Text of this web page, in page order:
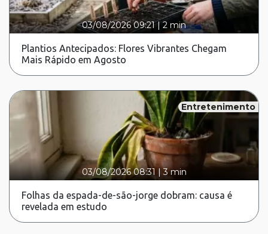
03/08/2026 09:21|2 min
Plantios Antecipados: Flores Vibrantes Chegam
Mais Rápido em Agosto
Entretenimento
03/08/2026 08:31 |3 min
Folhas da espada-de-são-jorge dobram: causa é
revelada em estudo